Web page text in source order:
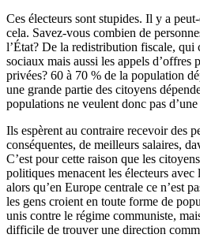
Ces électeurs sont stupides. Il y a
cela. Savez-vous combien de
l’État? De la redistribution fiscale, qui
sociaux mais aussi les appels d’offres
privées? 60 à 70 % de la population
une grande partie des citoyens
populations ne veulent donc pas
Ils espèrent au contraire recevoir des
conséquentes, de meilleurs salaires,
C’est pour cette raison que les
politiques menacent les électeurs
alors qu’en Europe centrale ce n’est
les gens croient en toute forme de
unis contre le régime communiste,
difficile de trouver une direction